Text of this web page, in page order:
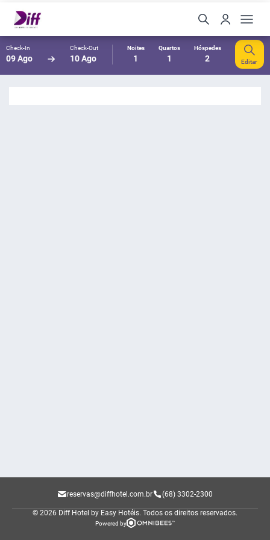
Check-In
09 Ago
Check-Out
10 Ago
Noites
1
Quartos
1
Hóspedes
2 Editar
reservas@diffhotel.com.br (68) 3302-2300
© 2026 Diff Hotel by Easy Hotéis. Todos os direitos reservados.
Powered by